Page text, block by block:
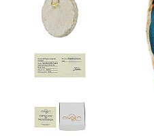
Previous
slide